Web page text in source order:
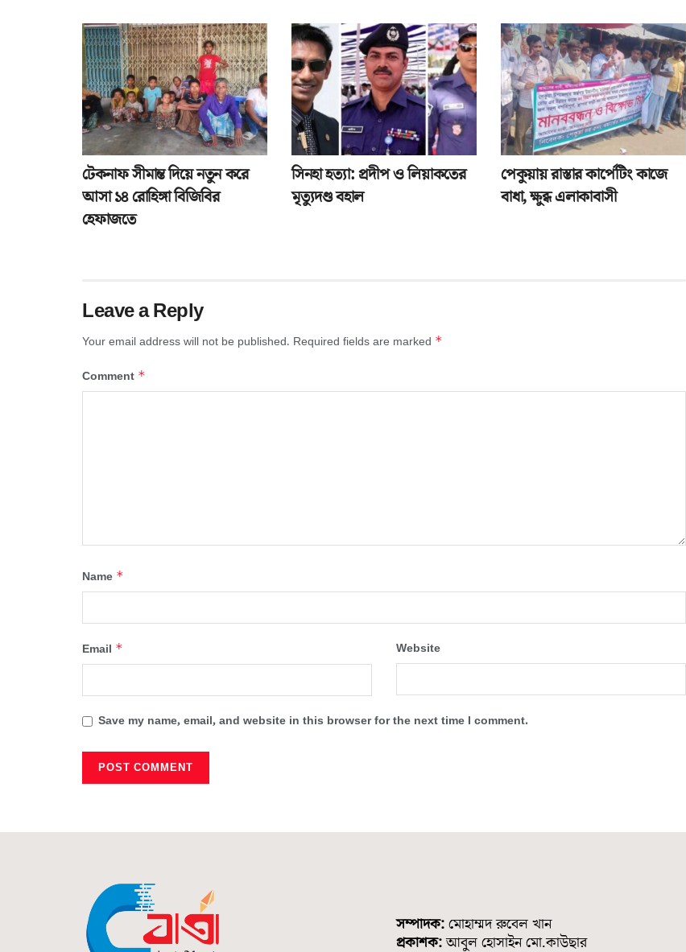
টেকনাফ সীমান্ত দিয়ে নতুন করে
আসা ১৪ রোহিঙ্গা বিজিবির
হেফাজতে
সিনহা হত্যা: প্রদীপ ও লিয়াকতের
মৃত্যুদণ্ড বহাল
পেকুয়ায় রাস্তার কার্পেটিং কাজে
বাধা, ক্ষুব্ধ এলাকাবাসী
Leave a Reply
Your email address will not be published. Required fields are marked *
Comment *
Name *
Email * Website
Save my name, email, and website in this browser for the next time I comment.
সম্পাদক: মোহাম্মদ রুবেল খান
প্রকাশক:আবুল হোসাইন মো.কাউছার